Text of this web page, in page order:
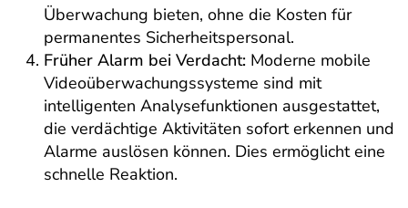
Überwachung bieten, ohne die Kosten für
permanentes Sicherheitspersonal.
Früher Alarm bei Verdacht: Moderne mobile
Videoüberwachungssysteme sind mit
intelligenten Analysefunktionen ausgestattet,
die verdächtige Aktivitäten sofort erkennen und
Alarme auslösen können. Dies ermöglicht eine
schnelle Reaktion.